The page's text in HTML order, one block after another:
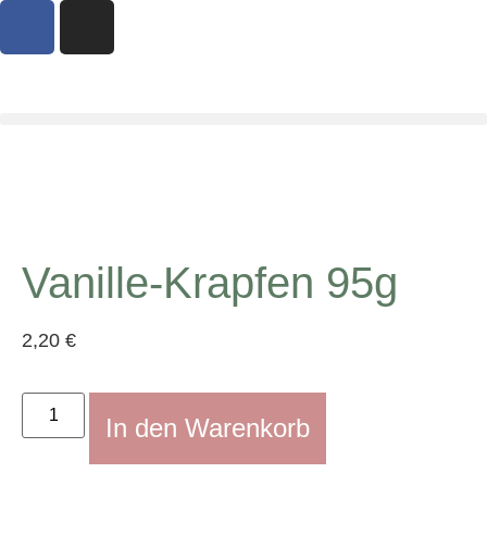
Vanille-Krapfen 95g
2,20 €
In den Warenkorb